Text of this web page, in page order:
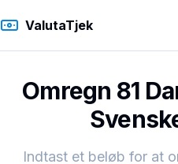
ValutaTjek
Omregn 81
Indtast et beløb for at